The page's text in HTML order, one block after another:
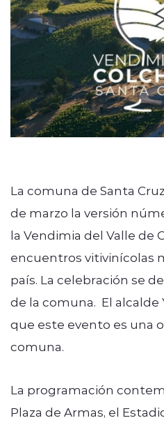
modo claro
La comuna de Santa
de marzo la versión
la Vendimia del Valle de
encuentros vitivinícolas
país. La celebración se
de la comuna. El
que este evento es una
comuna.
La programación
Plaza de Armas, el